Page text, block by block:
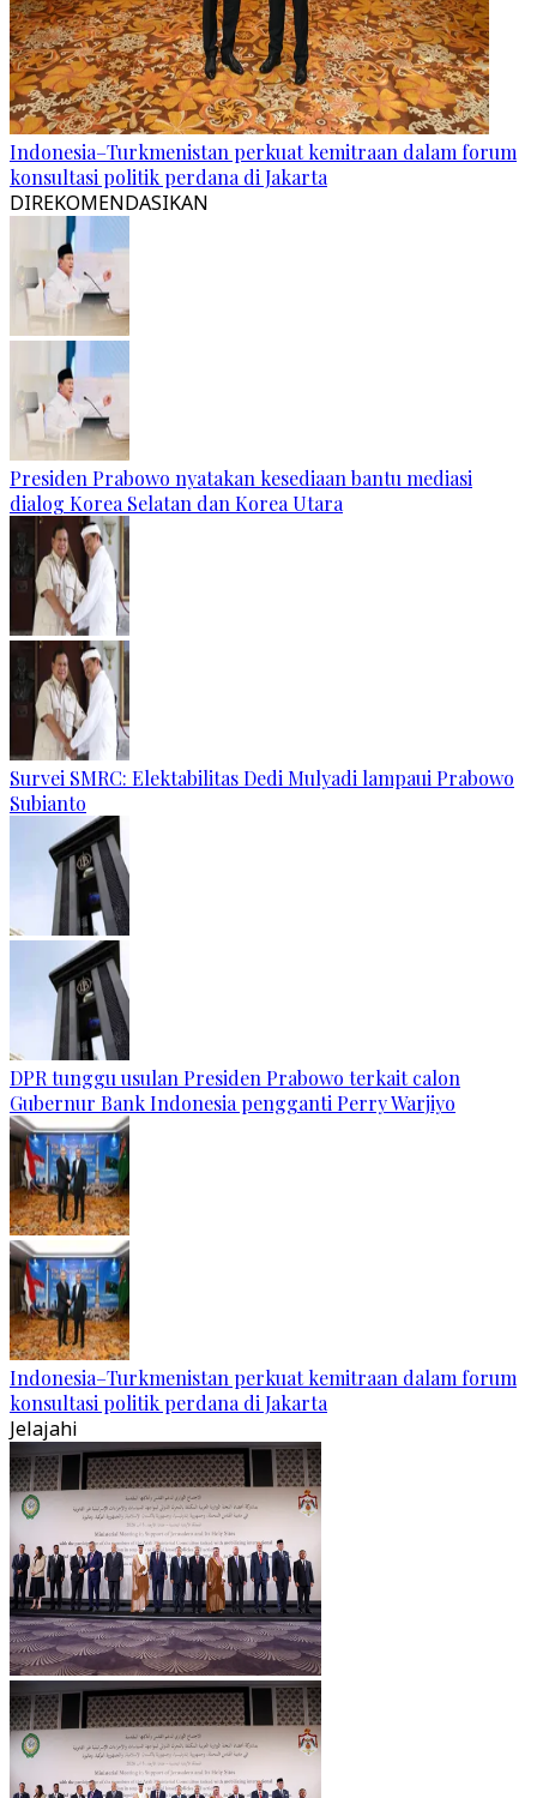
Indonesia–Turkmenistan perkuat kemitraan dalam forum
konsultasi politik perdana di Jakarta
DIREKOMENDASIKAN
Presiden Prabowo nyatakan kesediaan bantu mediasi
dialog Korea Selatan dan Korea Utara
Survei SMRC: Elektabilitas Dedi Mulyadi lampaui Prabowo
Subianto
DPR tunggu usulan Presiden Prabowo terkait calon
Gubernur Bank Indonesia pengganti Perry Warjiyo
Indonesia–Turkmenistan perkuat kemitraan dalam forum
konsultasi politik perdana di Jakarta
Jelajahi